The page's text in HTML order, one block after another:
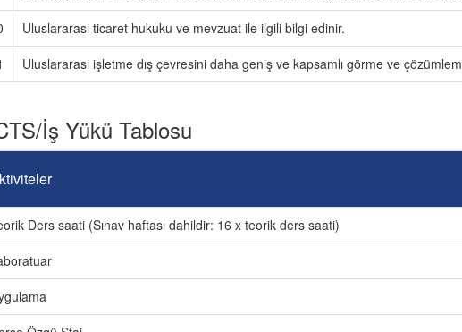
Uluslararası ticaret hukuku ve mevzuat ile ilgili bilgi edinir.
Uluslararası işletme dış çevresini daha geniş ve kapsamlı görme ve
İş Yükü Tablosu
Ders saati (Sınav haftası dahildir: 16 x teorik ders saati)